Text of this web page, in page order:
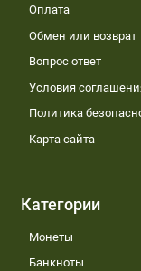
Оплата
Обмен или возврат
Вопрос ответ
Условия
Политика
Карта сайта
Категории
Монеты
Банкноты